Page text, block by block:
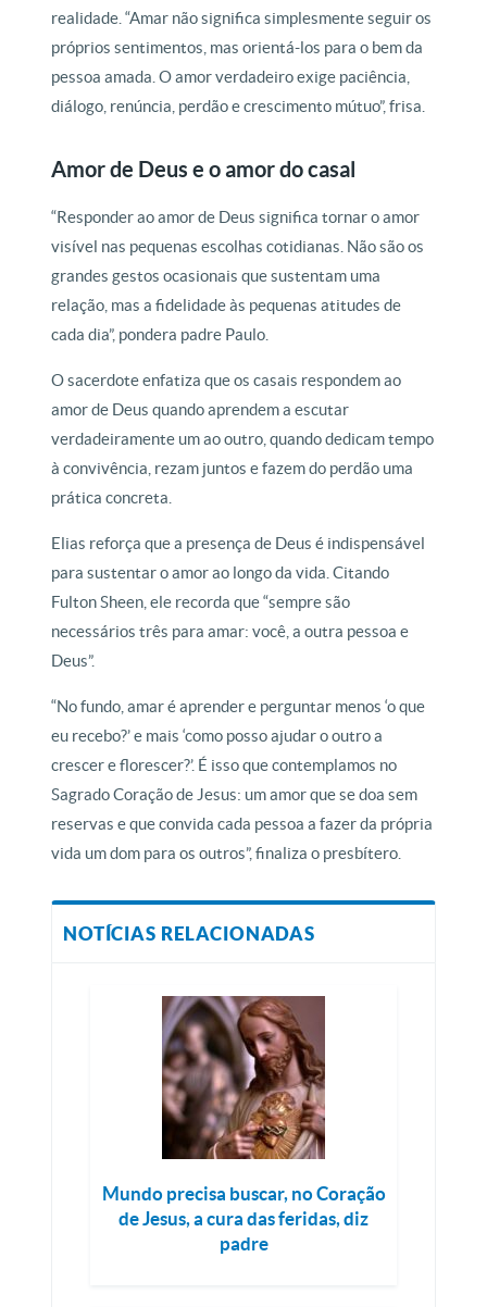
realidade. “Amar não significa simplesmente seguir os
próprios sentimentos, mas orientá-los para o bem da
pessoa amada. O amor verdadeiro exige paciência,
diálogo, renúncia, perdão e crescimento mútuo”, frisa.
Amor de Deus e o amor do casal
“Responder ao amor de Deus significa tornar o amor
visível nas pequenas escolhas cotidianas. Não são os
grandes gestos ocasionais que sustentam uma
relação, mas a fidelidade às pequenas atitudes de
cada dia”, pondera padre Paulo.
O sacerdote enfatiza que os casais respondem ao
amor de Deus quando aprendem a escutar
verdadeiramente um ao outro, quando dedicam tempo
à convivência, rezam juntos e fazem do perdão uma
prática concreta.
Elias reforça que a presença de Deus é indispensável
para sustentar o amor ao longo da vida. Citando
Fulton Sheen, ele recorda que “sempre são
necessários três para amar: você, a outra pessoa e
Deus”.
“No fundo, amar é aprender e perguntar menos ‘o que
eu recebo?’ e mais ‘como posso ajudar o outro a
crescer e florescer?’. É isso que contemplamos no
Sagrado Coração de Jesus: um amor que se doa sem
reservas e que convida cada pessoa a fazer da própria
vida um dom para os outros”, finaliza o presbítero.
NOTÍCIAS RELACIONADAS
Mundo precisa buscar, no Coração
de Jesus, a cura das feridas, diz
padre